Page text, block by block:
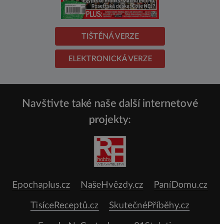
TIŠTĚNÁ VERZE
ELEKTRONICKÁ VERZE
Navštivte také naše další internetové
projekty:
Epochaplus.cz NašeHvězdy.cz PaníDomu.cz
TisíceReceptů.cz SkutečnéPříběhy.cz